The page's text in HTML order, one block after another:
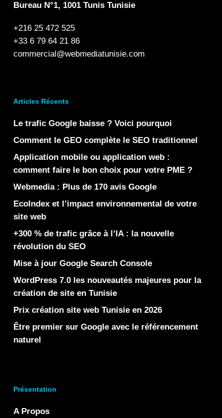
Bureau N°1, 1001 Tunis Tunisie
+216 25 472 525
+33 6 79 64 21 86
commercial@webmediatunisie.com
Articles Récents
Le trafic Google baisse ? Voici pourquoi
Comment le GEO complète le SEO traditionnel
Application mobile ou application web :
comment faire le bon choix pour votre PME ?
Webmedia : Plus de 170 avis Google
EcoIndex et l’impact environnemental de votre
site web
+300 % de trafic grâce à l’IA : la nouvelle
révolution du SEO
Mise à jour Google Search Console
WordPress 7.0 les nouveautés majeures pour la
création de site en Tunisie
Prix création site web Tunisie en 2026
Être premier sur Google avec le référencement
naturel
Présentation
A Propos